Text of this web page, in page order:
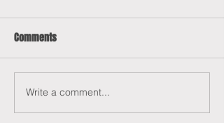
Comments
Write a comment...